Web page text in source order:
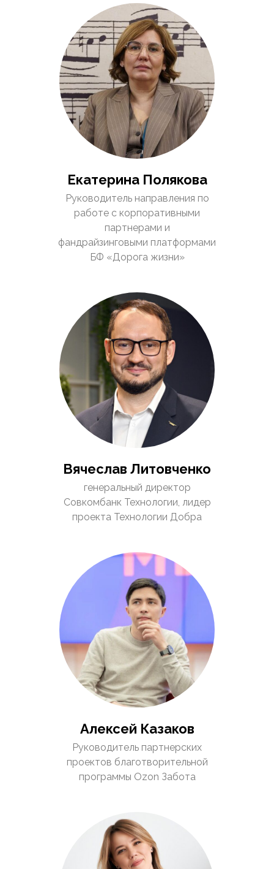
Екатерина Полякова
Руководитель направления по
работе с корпоративными
партнерами и
фандрайзинговыми платформами
БФ «Дорога жизни»
Вячеслав Литовченко
генеральный директор
Совкомбанк Технологии, лидер
проекта Технологии Добра
Алексей Казаков
Руководитель партнерских
проектов благотворительной
программы Ozon Забота